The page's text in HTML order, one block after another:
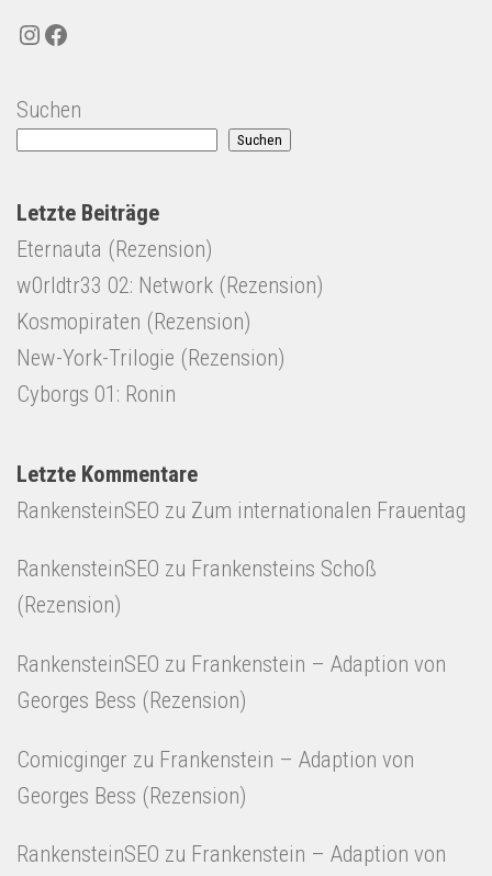
Instagram
Facebook
Suchen
Suchen
Letzte Beiträge
Eternauta (Rezension)
w0rldtr33 02: Network (Rezension)
Kosmopiraten (Rezension)
New-York-Trilogie (Rezension)
Cyborgs 01: Ronin
Letzte Kommentare
RankensteinSEO zu Zum internationalen Frauentag
RankensteinSEO zu Frankensteins Schoß
(Rezension)
RankensteinSEO zu Frankenstein – Adaption von
Georges Bess (Rezension)
Comicginger zu Frankenstein – Adaption von
Georges Bess (Rezension)
RankensteinSEO zu Frankenstein – Adaption von